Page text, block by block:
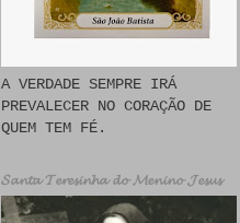
A VERDADE SEMPRE IRÁ
PREVALECER NO CORAÇÃO DE
QUEM TEM FÉ.
𝓢𝓪𝓷𝓽𝓪 𝓣𝓮𝓻𝓮𝓼𝓲𝓷𝓱𝓪 𝓭𝓸 𝓜𝓮𝓷𝓲𝓷𝓸 𝓙𝓮𝓼𝓾𝓼